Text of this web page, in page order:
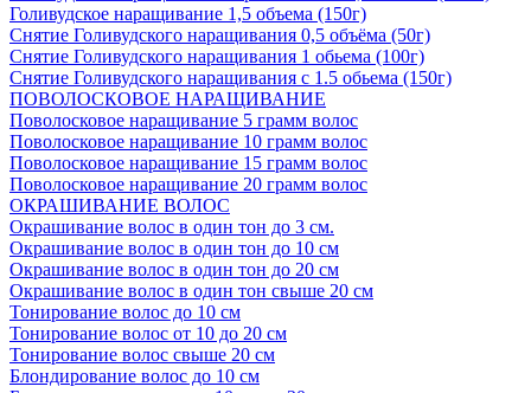
Голивудское наращивание 1,5 объема (150г)
Снятие Голивудского наращивания 0,5 объёма (50г)
Снятие Голивудского наращивания 1 обьема (100г)
Снятие Голивудского наращивания с 1.5 обьема (150г)
ПОВОЛОСКОВОЕ НАРАЩИВАНИЕ
Поволосковое наращивание 5 грамм волос
Поволосковое наращивание 10 грамм волос
Поволосковое наращивание 15 грамм волос
Поволосковое наращивание 20 грамм волос
ОКРАШИВАНИЕ ВОЛОС
Окрашивание волос в один тон до 3 см.
Окрашивание волос в один тон до 10 см
Окрашивание волос в один тон до 20 см
Окрашивание волос в один тон свыше 20 см
Тонирование волос до 10 см
Тонирование волос от 10 до 20 см
Тонирование волос свыше 20 см
Блондирование волос до 10 см